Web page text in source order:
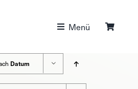
Menü
Datum